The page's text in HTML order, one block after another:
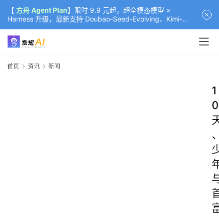
【 方舟 Agent Plan】限时 9.9 元起，超全模态模型 ×
Harness 升级，最新支持 Doubao-Seed-Evolving、Kimi-
K3（部分）、GLM-5.2
首页 资讯 新闻
1
0